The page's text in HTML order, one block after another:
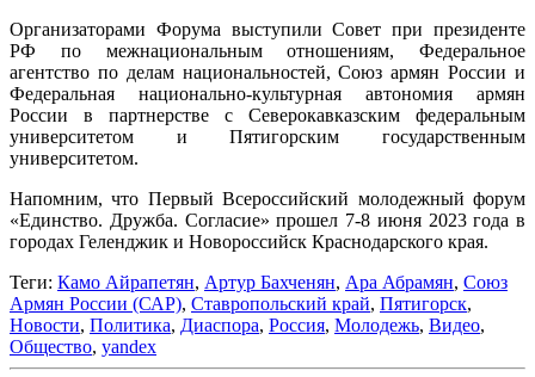
Организаторами Форума выступили Совет при президенте
РФ по межнациональным отношениям, Федеральное
агентство по делам национальностей, Союз армян России и
Федеральная национально-культурная автономия армян
России в партнерстве с Северокавказским федеральным
университетом и Пятигорским государственным
университетом.
Напомним, что Первый Всероссийский молодежный форум
«Единство. Дружба. Согласие» прошел 7-8 июня 2023 года в
городах Геленджик и Новороссийск Краснодарского края.
Теги: Камо Айрапетян, Артур Бахченян, Ара Абрамян, Союз
Армян России (САР), Ставропольский край, Пятигорск,
Новости, Политика, Диаспора, Россия, Молодежь, Видео,
Общество, yandex